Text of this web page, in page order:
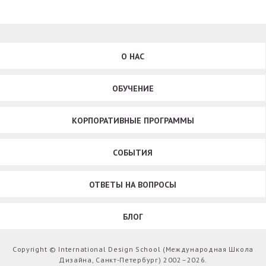
О НАС
ОБУЧЕНИЕ
КОРПОРАТИВНЫЕ ПРОГРАММЫ
СОБЫТИЯ
ОТВЕТЫ НА ВОПРОСЫ
БЛОГ
Copyright © International Design School (Международная Школа
Дизайна, Санкт-Петербург) 2002–2026.